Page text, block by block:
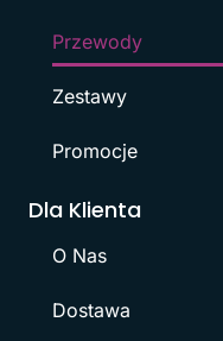
Przewody
Zestawy
Promocje
Dla Klienta
O Nas
Dostawa